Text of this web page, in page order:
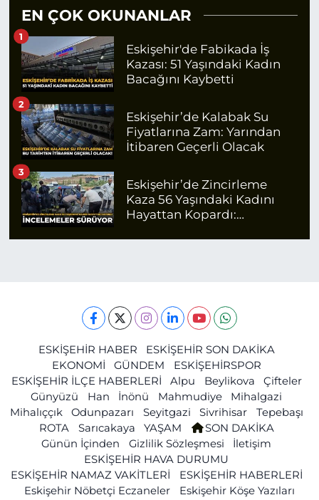
EN ÇOK OKUNANLAR
Eskişehir'de Fabikada İş
Kazası: 51 Yaşındaki Kadın
Bacağını Kaybetti
1
Eskişehir’de Kalabak Su
Fiyatlarına Zam: Yarından
İtibaren Geçerli Olacak
2
Eskişehir’de Zincirleme
Kaza 56 Yaşındaki Kadını
Hayattan Kopardı:
3
ESKİŞEHİR HABER
ESKİŞEHİR SON DAKİKA
EKONOMİ
GÜNDEM
ESKİŞEHİRSPOR
ESKİŞEHİR İLÇE HABERLERİ
Alpu Beylikova
Çifteler
Günyüzü
Han İnönü Mahmudiye
Mihalgazi
Mihalıççık
Odunpazarı Seyitgazi Sivrihisar
Tepebaşı
ROTA
Sarıcakaya YAŞAM
SON DAKİKA
Günün İçinden
Gizlilik Sözleşmesi
İletişim
ESKİŞEHİR HAVA DURUMU
ESKİŞEHİR NAMAZ VAKİTLERİ
ESKİŞEHİR HABERLERİ
Eskişehir Nöbetçi Eczaneler
Eskişehir Köşe Yazıları